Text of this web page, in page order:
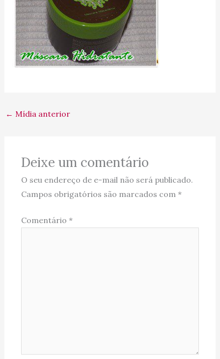
← Mídia anterior
Deixe um comentário
O seu endereço de e-mail não será publicado.
Campos obrigatórios são marcados com *
Comentário *